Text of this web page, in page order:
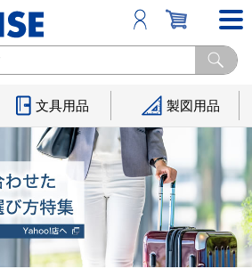
文具用品 製図用品